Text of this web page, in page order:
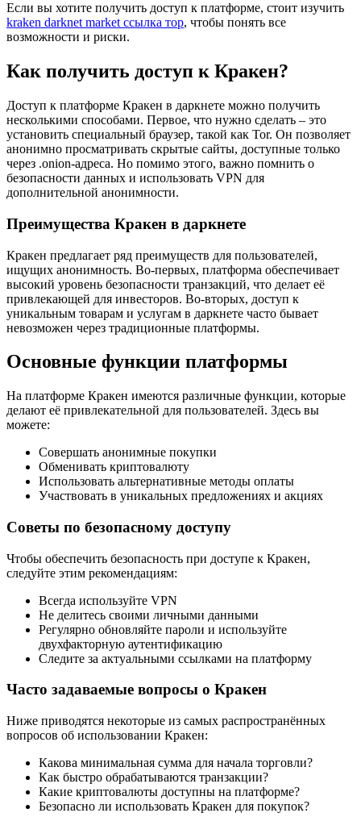
Если вы хотите получить доступ к платформе, стоит изучить
kraken darknet market ссылка тор, чтобы понять все
возможности и риски.
Как получить доступ к Кракен?
Доступ к платформе Кракен в даркнете можно получить
несколькими способами. Первое, что нужно сделать – это
установить специальный браузер, такой как Tor. Он позволяет
анонимно просматривать скрытые сайты, доступные только
через .onion-адреса. Но помимо этого, важно помнить о
безопасности данных и использовать VPN для
дополнительной анонимности.
Преимущества Кракен в даркнете
Кракен предлагает ряд преимуществ для пользователей,
ищущих анонимность. Во-первых, платформа обеспечивает
высокий уровень безопасности транзакций, что делает её
привлекающей для инвесторов. Во-вторых, доступ к
уникальным товарам и услугам в даркнете часто бывает
невозможен через традиционные платформы.
Основные функции платформы
На платформе Кракен имеются различные функции, которые
делают её привлекательной для пользователей. Здесь вы
можете:
Совершать анонимные покупки
Обменивать криптовалюту
Использовать альтернативные методы оплаты
Участвовать в уникальных предложениях и акциях
Советы по безопасному доступу
Чтобы обеспечить безопасность при доступе к Кракен,
следуйте этим рекомендациям:
Всегда используйте VPN
Не делитесь своими личными данными
Регулярно обновляйте пароли и используйте
двухфакторную аутентификацию
Следите за актуальными ссылками на платформу
Часто задаваемые вопросы о Кракен
Ниже приводятся некоторые из самых распространённых
вопросов об использовании Кракен:
Какова минимальная сумма для начала торговли?
Как быстро обрабатываются транзакции?
Какие криптовалюты доступны на платформе?
Безопасно ли использовать Кракен для покупок?